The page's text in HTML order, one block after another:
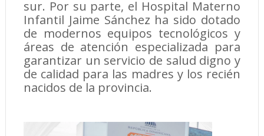
sur. Por su parte, el Hospital Materno
Infantil Jaime Sánchez ha sido dotado
de modernos equipos tecnológicos y
áreas de atención especializada para
garantizar un servicio de salud digno y
de calidad para las madres y los recién
nacidos de la provincia.